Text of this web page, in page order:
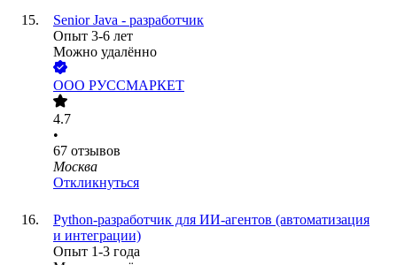
Senior Java - разработчик
Опыт 3-6 лет
Можно удалённо
ООО РУССМАРКЕТ
4.7
•
67 отзывов
Москва
Откликнуться
Python-разработчик для ИИ-агентов (автоматизация
и интеграции)
Опыт 1-3 года